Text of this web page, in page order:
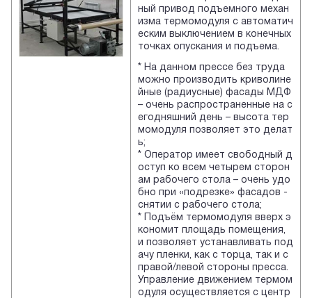
ный привод подъемного механ
изма термомодуля с автоматич
еским выключением в конечных
точках опускания и подъема.
* На данном прессе без труда
можно производить криволине
йные (радиусные) фасады МДФ
– очень распространенные на с
егодняшний день – высота тер
момодуля позволяет это делат
ь;
* Оператор имеет свободный д
оступ ко всем четырем сторон
ам рабочего стола – очень удо
бно при «подрезке» фасадов -
снятии с рабочего стола;
* Подъём термомодуля вверх э
кономит площадь помещения,
и позволяет устанавливать под
ачу пленки, как с торца, так и с
правой/левой стороны пресса.
Управление движением термом
одуля осуществляется с центр